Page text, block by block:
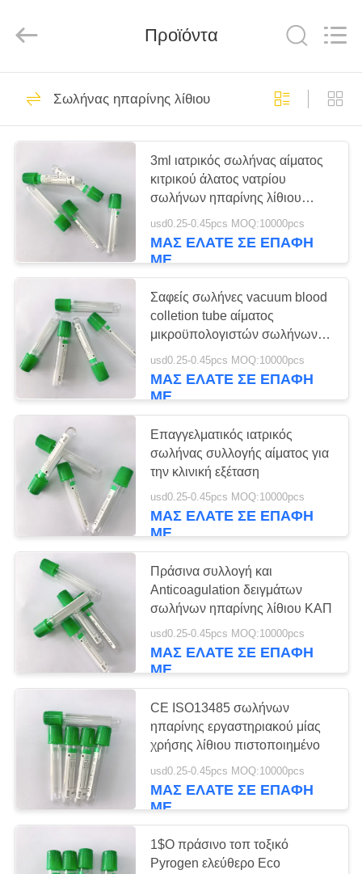
ΣΠΊΤΙ
ΠΡΟΪΌΝΤΑ
ΠΕΡΊΠΟΥ
ΕΜΕΊΣ
ΓΎΡΟΣ
ΕΡΓΟΣΤΑΣΊΩΝ
ΠΟΙΟΤΙΚΌΣ
ΈΛΕΓΧΟΣ
ΜΑΣ
ΕΛΆΤΕ
ΕΠΑΦΉ
ΖΗΤΉΣΤΕ
ΑΠΌΣΠΑΣΜΑ
SITEMAP
PRIVACY
POLICY
Devices
Rights
Αίμα που συλλέγει
το σωλήνα
Κενός σωλήνας
συλλογής αίματος
52
Μη κενός σωλήνας
συλλογής αίματος
Σωλήνας
δειγματοληψίας ιών
17
Σαφής σωλήνας
συλλογής αίματος
Προϊόντα
Σωλήνας ηπαρίνης λίθιου
3ml ιατρικός σωλήνας αίματος
κιτρικού άλατος νατρίου
σωλήνων ηπαρίνης λίθιου
νατρίου
usd0.25-0.45pcs MOQ:10000pcs
ΜΑΣ ΕΛΆΤΕ ΣΕ ΕΠΑΦΉ
ΜΕ
Σαφείς σωλήνες vacuum blood
colletion tube αίματος
μικροϋπολογιστών σωλήνων
συλλογής αίματος ηπαρίνης
ΠΗΚΤΩΜΑΤΩΝ/λίθιου
usd0.25-0.45pcs MOQ:10000pcs
ΜΑΣ ΕΛΆΤΕ ΣΕ ΕΠΑΦΉ
ΜΕ
Επαγγελματικός ιατρικός
σωλήνας συλλογής αίματος για
την κλινική εξέταση
usd0.25-0.45pcs MOQ:10000pcs
ΜΑΣ ΕΛΆΤΕ ΣΕ ΕΠΑΦΉ
ΜΕ
Πράσινα συλλογή και
Anticoagulation δειγμάτων
σωλήνων ηπαρίνης λίθιου ΚΑΠ
usd0.25-0.45pcs MOQ:10000pcs
ΜΑΣ ΕΛΆΤΕ ΣΕ ΕΠΑΦΉ
ΜΕ
CE ISO13485 σωλήνων
ηπαρίνης εργαστηριακού μίας
χρήσης λίθιου πιστοποιημένο
usd0.25-0.45pcs MOQ:10000pcs
ΜΑΣ ΕΛΆΤΕ ΣΕ ΕΠΑΦΉ
ΜΕ
1$Ο πράσινο τοπ τοξικό
Pyrogen ελεύθερο Eco